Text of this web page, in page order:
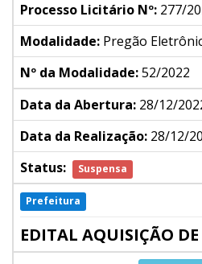
Processo Licitário Nº: 277/
Modalidade: Pregão
Nº da Modalidade:52/2022
Data da Abertura: 28/12/
Data da Realização: 28/12/
Status:
Suspensa
Prefeitura
EDITAL AQUISIÇÃO